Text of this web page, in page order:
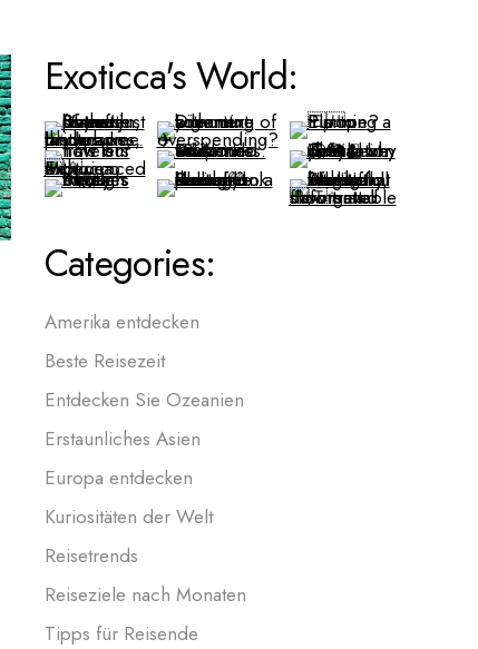
Exoticca's World:
Categories:
Amerika entdecken
Beste Reisezeit
Entdecken Sie Ozeanien
Erstaunliches Asien
Europa entdecken
Kuriositäten der Welt
Reisetrends
Reiseziele nach Monaten
Tipps für Reisende